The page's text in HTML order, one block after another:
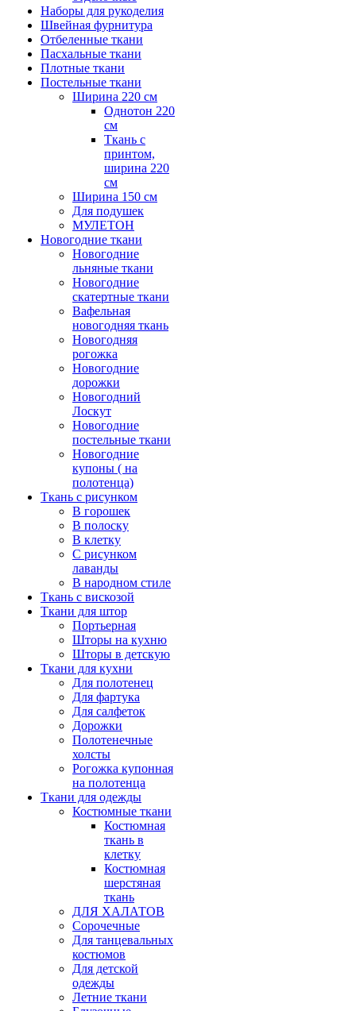
Наборы для рукоделия
Швейная фурнитура
Отбеленные ткани
Пасхальные ткани
Плотные ткани
Постельные ткани
Ширина 220 см
Однотон 220
см
Ткань с
принтом,
ширина 220
см
Ширина 150 см
Для подушек
МУЛЕТОН
Новогодние ткани
Новогодние
льняные ткани
Новогодние
скатертные ткани
Вафельная
новогодняя ткань
Новогодняя
рогожка
Новогодние
дорожки
Новогодний
Лоскут
Новогодние
постельные ткани
Новогодние
купоны ( на
полотенца)
Ткань с рисунком
В горошек
В полоску
В клетку
С рисунком
лаванды
В народном стиле
Ткань с вискозой
Ткани для штор
Портьерная
Шторы на кухню
Шторы в детскую
Ткани для кухни
Для полотенец
Для фартука
Для салфеток
Дорожки
Полотенечные
холсты
Рогожка купонная
на полотенца
Ткани для одежды
Костюмные ткани
Костюмная
ткань в
клетку
Костюмная
шерстяная
ткань
ДЛЯ ХАЛАТОВ
Сорочечные
Для танцевальных
костюмов
Для детской
одежды
Летние ткани